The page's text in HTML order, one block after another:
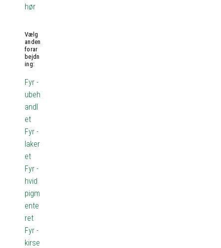
hør
Vælg
anden
forar
bejdn
ing:
Fyr -
ubeh
andl
et
Fyr -
laker
et
Fyr -
hvid
pigm
ente
ret
Fyr -
kirse